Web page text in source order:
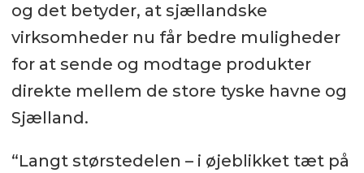
og det betyder, at sjællandske
virksomheder nu får bedre muligheder
for at sende og modtage produkter
direkte mellem de store tyske havne og
Sjælland.
“Langt størstedelen – i øjeblikket tæt på